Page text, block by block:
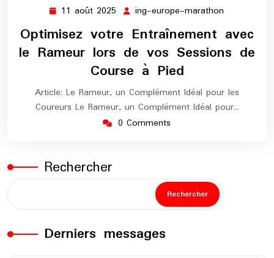
11 août 2025 11
août
2025
ing-europe-marathon
marathon
Optimisez votre Entraînement avec
le Rameur lors de vos Sessions de
Course à Pied
Article: Le Rameur, un Complément Idéal pour les
Coureurs Le Rameur, un Complément Idéal pour…
0 Comments
Rechercher
Rechercher
Derniers messages